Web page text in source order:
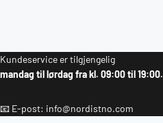
Kundeservice er tilgjengelig
mandag til lørdag fra kl. 09:00 til 19:00.
📧 E-post: info@nordistno.com